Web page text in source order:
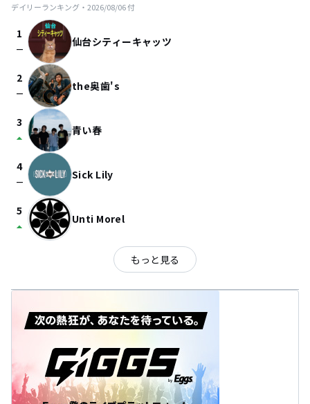
デイリーランキング・ 2026/08/06付
1
check_indeterminate_small 仙台シティーキャッツ
2
check_indeterminate_small the奥歯's
3
arrow_drop_up 青い春
4
check_indeterminate_small Sick Lily
5
arrow_drop_up Unti Morel
もっと見る